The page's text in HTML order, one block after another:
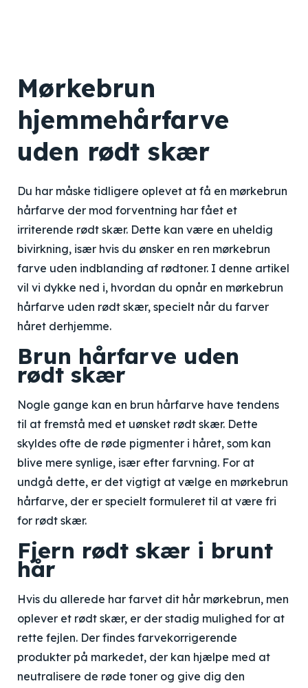
Mørkebrun
hjemmehårfarve
uden rødt skær
Du har måske tidligere oplevet at få en mørkebrun
hårfarve der mod forventning har fået et
irriterende rødt skær. Dette kan være en uheldig
bivirkning, især hvis du ønsker en ren mørkebrun
farve uden indblanding af rødtoner. I denne artikel
vil vi dykke ned i, hvordan du opnår en mørkebrun
hårfarve uden rødt skær, specielt når du farver
håret derhjemme.
Brun hårfarve uden
rødt skær
Nogle gange kan en brun hårfarve have tendens
til at fremstå med et uønsket rødt skær. Dette
skyldes ofte de røde pigmenter i håret, som kan
blive mere synlige, især efter farvning. For at
undgå dette, er det vigtigt at vælge en mørkebrun
hårfarve, der er specielt formuleret til at være fri
for rødt skær.
Fjern rødt skær i brunt
hår
Hvis du allerede har farvet dit hår mørkebrun, men
oplever et rødt skær, er der stadig mulighed for at
rette fejlen. Der findes farvekorrigerende
produkter på markedet, der kan hjælpe med at
neutralisere de røde toner og give dig den